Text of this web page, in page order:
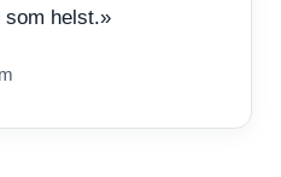
som helst.»